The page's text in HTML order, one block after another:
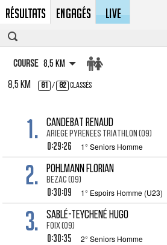
Résultats Engagés LIVE
Course 8,5 km
8,5 km 81 / 82 Classés
1. CANDEBAT Renaud
ARIEGE PYRENEES TRIATHLON (09)
0:29:26 1° Seniors Homme
2. POHLMANN Florian
BEZAC (09)
0:30:09 1° Espoirs Homme (U23)
3. SABLÉ-TEYCHENÉ Hugo
FOIX (09)
0:30:35 2° Seniors Homme